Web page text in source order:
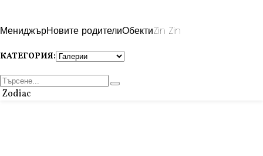
МениджърНовите родителиОбектиZin Zin
КАТЕГОРИЯ:
Zodiac